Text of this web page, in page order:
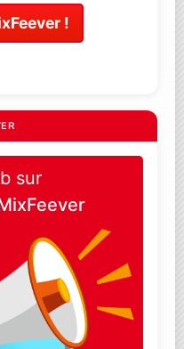
!
sur